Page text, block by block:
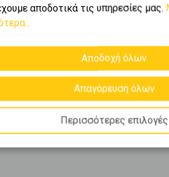
αποδοτικά τις υπηρεσίες μας.
Αποδοχή όλων
Απαγόρευση όλων
Περισσότερες επιλογές